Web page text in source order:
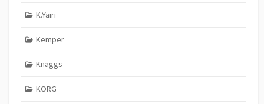
K.Yairi
Kemper
Knaggs
KORG